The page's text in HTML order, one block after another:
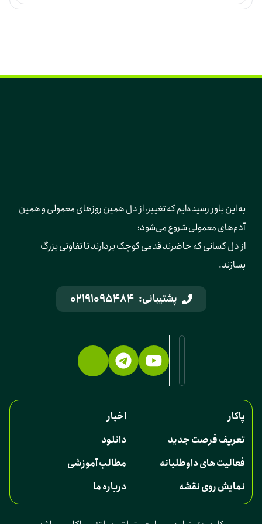
به این باور رسیده‌ایم که تغییر، از دل همین روزهای معمولی و همین
آدم‌های معمولی شروع می‌شود؛
از دل کسانی که حاضرند قدمی کوچک بردارند تا تفاوتی بزرگ
بسازند.
پشتیبانی: 02191095484
پاکار
اخبار
تعریف فرصت جدید
دانلود
فعالیت های داوطلبانه
مطالب آموزشی
نمایش روی نقشه
درباره ما